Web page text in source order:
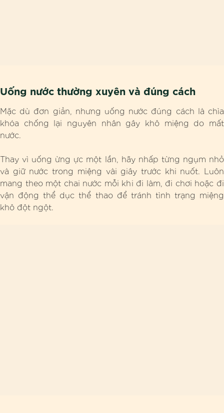
Uống nước thường xuyên và đúng cách
Mặc dù đơn giản, nhưng uống nước đúng cách là chìa
khóa chống lại nguyên nhân gây khô miệng do mất
nước.
Thay vì uống ừng ực một lần, hãy nhấp từng ngụm nhỏ
và giữ nước trong miệng vài giây trước khi nuốt. Luôn
mang theo một chai nước mỗi khi đi làm, đi chơi hoặc đi
vận động thể dục thể thao để tránh tình trạng miệng
khô đột ngột.